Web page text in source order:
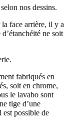
nos dessins.
face arrière, il y a
ne soit
fabriqués en
soit en chrome,
le lavabo sont
tige d’une
est possible de